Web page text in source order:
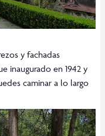
y fachadas
inaugurado en 1942 y
caminar a lo largo